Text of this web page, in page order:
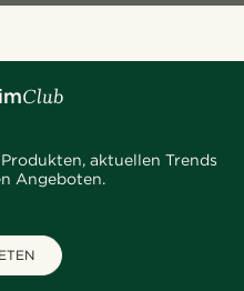
aktuellen Trends
Angeboten.